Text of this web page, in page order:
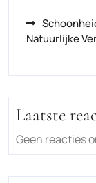
Natuurlijke
Laatste
Geen reacties